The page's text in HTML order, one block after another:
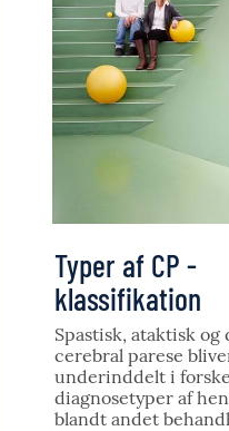
Typer af CP -
klassifikation
Spastisk, ataktisk
cerebral parese
underinddelt i
diagnosetyper af
blandt andet